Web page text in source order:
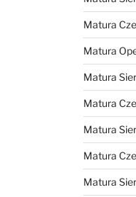
Matura
Matura
Matura
Matura
Matura
Matura
Matura